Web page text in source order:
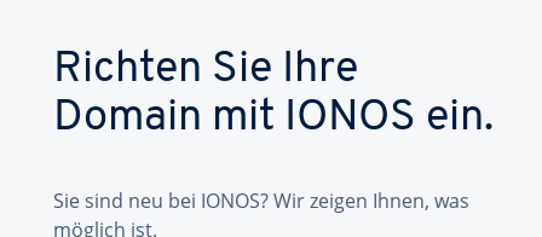
Richten Sie Ihre
Domain mit IONOS ein.
Sie sind neu bei IONOS? Wir zeigen Ihnen, was
möglich ist.